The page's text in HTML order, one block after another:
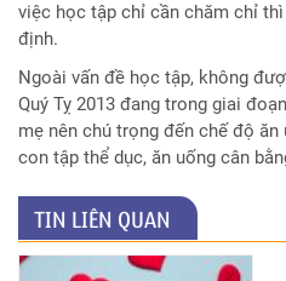
việc học tập chỉ cần chăm chỉ
định.
Ngoài vấn đề học tập, không
Quý Tỵ 2013 đang trong giai
mẹ nên chú trọng đến chế độ
con tập thể dục, ăn uống cân
TIN LIÊN QUAN